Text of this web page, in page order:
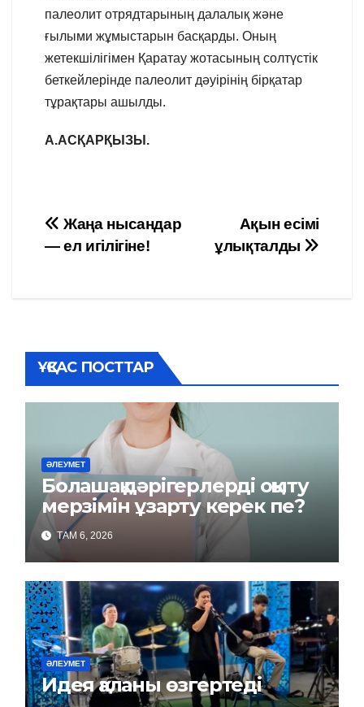
палеолит отрядтарының далалық және
ғылыми жұмыстарын басқарды. Оның
жетекшілігімен Қаратау жотасының солтүстік
беткейлерінде палеолит дәуірінің бірқатар
тұрақтары ашылды.
А.АСҚАРҚЫЗЫ.
Навигация
Ақын есімі
ұлықталды
Жаңа нысандар
— ел игілігіне!
ҰҚСАС ПОСТТАР
ӘЛЕУМЕТ
Болашақ дәрігерлерді оқыту
мерзімін ұзарту керек пе?
ТАМ 6, 2026
ӘЛЕУМЕТ
Идея қаланы өзгертеді